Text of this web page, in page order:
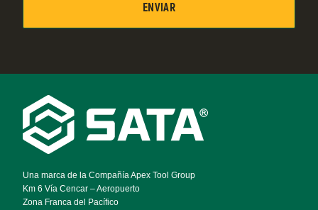
Footer
Navigation
Una marca de la Compañía Apex Tool Group
Km 6 Vía Cencar – Aeropuerto
Zona Franca del Pacífico